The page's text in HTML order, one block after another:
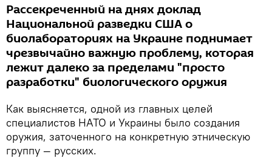
Рассекреченный на днях доклад
Национальной разведки США о
биолабораториях на Украине поднимает
чрезвычайно важную проблему, которая
лежит далеко за пределами "просто
разработки" биологического оружия
Как выясняется, одной из главных целей
специалистов НАТО и Украины было создания
оружия, заточенного на конкретную этническую
группу — русских.